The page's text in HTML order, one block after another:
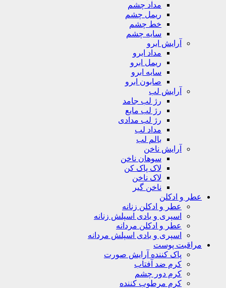
مداد چشم
ریمل چشم
خط چشم
سایه چشم
آرایش ابرو
مداد ابرو
ریمل ابرو
سایه ابرو
صابون ابرو
آرایش لب
رژ لب جامد
رژ لب مایع
رژ لب مدادی
مداد لب
بالم لب
آرایش ناخن
سوهان ناخن
لاک پاک کن
لاک ناخن
ناخن گیر
عطر و ادکلن
عطر و ادکلن زنانه
اسپری و بادی اسپلش زنانه
عطر و ادکلن مردانه
اسپری و بادی اسپلش مردانه
مراقبت پوست
پاک کننده آرایش صورت
کرم ضد آفتاب
کرم دور چشم
کرم مرطوب کننده